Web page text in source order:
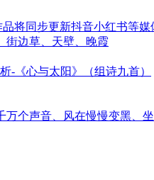
将同步更新抖音小红书等媒
街边草、天壁、晚霞
-《心与太阳》（组诗九首）
个声音、风在慢慢变黑、